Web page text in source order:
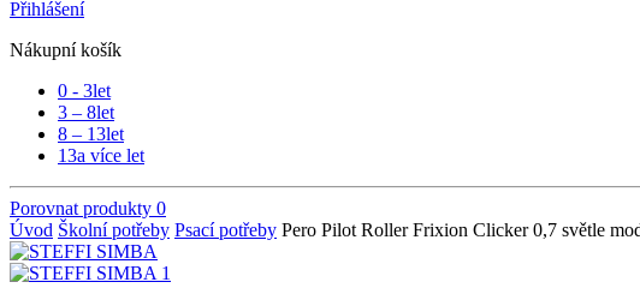
Přihlášení
Nákupní košík
0 - 3let
3 – 8let
8 – 13let
13a více let
Porovnat produkty 0
Úvod Školní potřeby Psací potřeby Pero Pilot Roller Frixion Clicker 0,7 světle